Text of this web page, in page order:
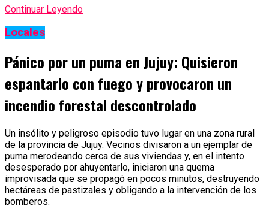
Continuar Leyendo
Locales
Pánico por un puma en Jujuy: Quisieron
espantarlo con fuego y provocaron un
incendio forestal descontrolado
Un insólito y peligroso episodio tuvo lugar en una zona rural
de la provincia de Jujuy. Vecinos divisaron a un ejemplar de
puma merodeando cerca de sus viviendas y, en el intento
desesperado por ahuyentarlo, iniciaron una quema
improvisada que se propagó en pocos minutos, destruyendo
hectáreas de pastizales y obligando a la intervención de los
bomberos.